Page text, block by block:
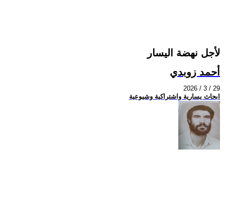
لأجل نهضة اليسار
أحمد زوبدي
2026 / 3 / 29
ابحاث يسارية واشتراكية وشيوعية